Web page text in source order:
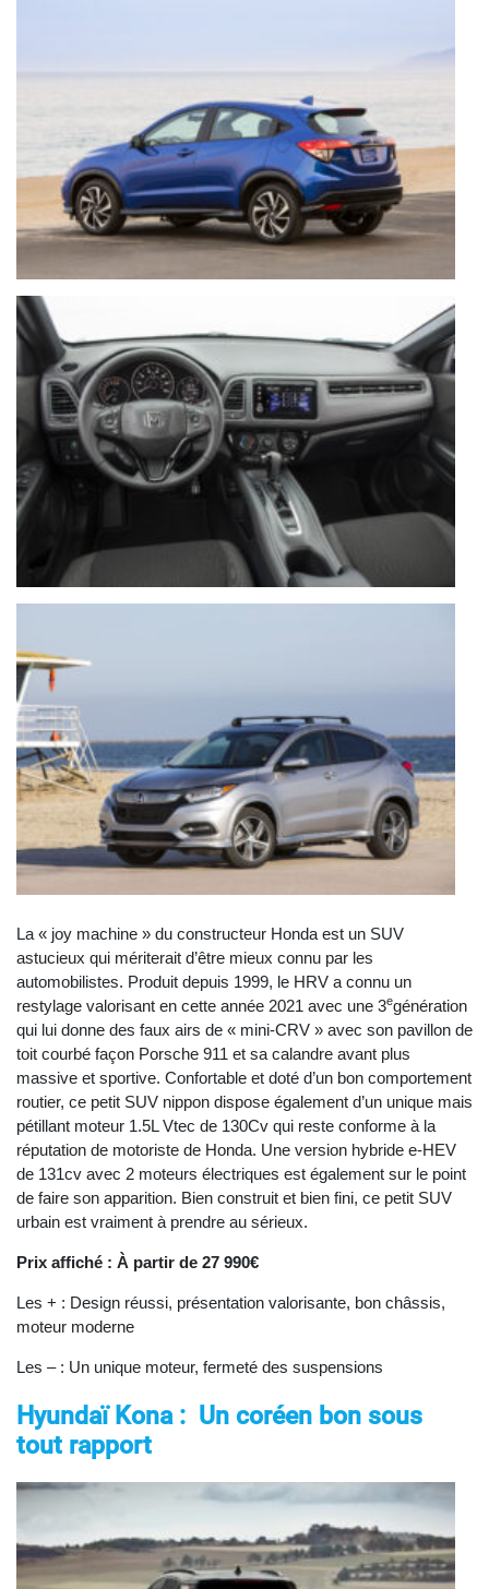
La « joy machine » du constructeur Honda est un SUV
astucieux qui mériterait d’être mieux connu par les
automobilistes. Produit depuis 1999, le HRV a connu un
restylage valorisant en cette année 2021 avec une 3egénération
qui lui donne des faux airs de « mini-CRV » avec son pavillon de
toit courbé façon Porsche 911 et sa calandre avant plus
massive et sportive. Confortable et doté d’un bon comportement
routier, ce petit SUV nippon dispose également d’un unique mais
pétillant moteur 1.5L Vtec de 130Cv qui reste conforme à la
réputation de motoriste de Honda. Une version hybride e-HEV
de 131cv avec 2 moteurs électriques est également sur le point
de faire son apparition. Bien construit et bien fini, ce petit SUV
urbain est vraiment à prendre au sérieux.
Prix affiché : À partir de 27 990€
Les + : Design réussi, présentation valorisante, bon châssis,
moteur moderne
Les – : Un unique moteur, fermeté des suspensions
Hyundaï Kona : Un coréen bon sous
tout rapport